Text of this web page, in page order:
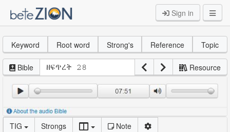
Sign in
Keyword Root word Strong's Reference Topic
Bible Resource
TIG Strongs Note